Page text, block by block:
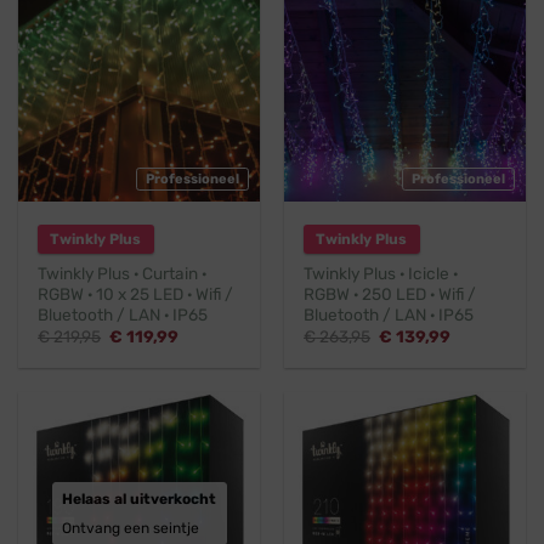
Professioneel
Twinkly Plus
Twinkly Plus · Curtain ·
RGBW · 10 x 25 LED · Wifi /
Bluetooth / LAN · IP65
€219,95 Oorspronkelijke
€ 119,99
Professioneel
Twinkly Plus
Twinkly Plus · Icicle ·
RGBW · 250 LED · Wifi /
Bluetooth / LAN · IP65
€263,95 Oorspronkelijke
€ 139,99
Helaas al uitverkocht
Ontvang een seintje